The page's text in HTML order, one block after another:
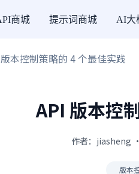
商城 提示词商城 AI大
本控制策略的 4 个最佳实践
API 版本控
作者：jiasheng
版本